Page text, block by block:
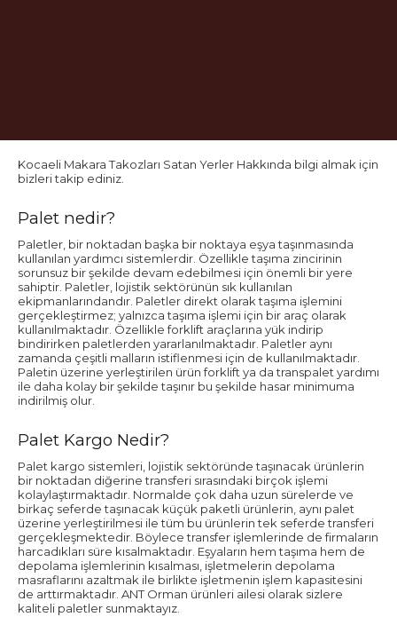
Kocaeli Makara Takozları Satan Yerler Hakkında bilgi almak için
bizleri takip ediniz.
Palet nedir?
Paletler, bir noktadan başka bir noktaya eşya taşınmasında
kullanılan yardımcı sistemlerdir. Özellikle taşıma zincirinin
sorunsuz bir şekilde devam edebilmesi için önemli bir yere
sahiptir. Paletler, lojistik sektörünün sık kullanılan
ekipmanlarındandır. Paletler direkt olarak taşıma işlemini
gerçekleştirmez; yalnızca taşıma işlemi için bir araç olarak
kullanılmaktadır. Özellikle forklift araçlarına yük indirip
bindirirken paletlerden yararlanılmaktadır. Paletler aynı
zamanda çeşitli malların istiflenmesi için de kullanılmaktadır.
Paletin üzerine yerleştirilen ürün forklift ya da transpalet yardımı
ile daha kolay bir şekilde taşınır bu şekilde hasar minimuma
indirilmiş olur.
Palet Kargo Nedir?
Palet kargo sistemleri, lojistik sektöründe taşınacak ürünlerin
bir noktadan diğerine transferi sırasındaki birçok işlemi
kolaylaştırmaktadır. Normalde çok daha uzun sürelerde ve
birkaç seferde taşınacak küçük paketli ürünlerin, aynı palet
üzerine yerleştirilmesi ile tüm bu ürünlerin tek seferde transferi
gerçekleşmektedir. Böylece transfer işlemlerinde de firmaların
harcadıkları süre kısalmaktadır. Eşyaların hem taşıma hem de
depolama işlemlerinin kısalması, işletmelerin depolama
masraflarını azaltmak ile birlikte işletmenin işlem kapasitesini
de arttırmaktadır. ANT Orman ürünleri ailesi olarak sizlere
kaliteli paletler sunmaktayız.